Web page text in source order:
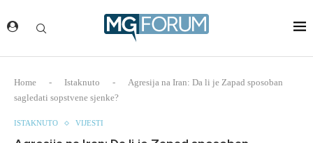
Home - Istaknuto -
Agresija na Iran: Da li je Zapad sposoban
sagledati sopstvene sjenke?
ISTAKNUTO VIJESTI